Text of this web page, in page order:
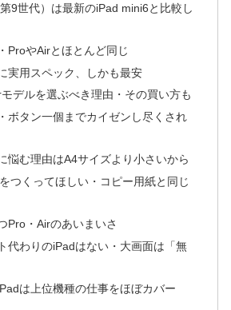
9世代）は最新のiPad mini6と比較し
ProやAirとほとんど同じ
実用スペック、しかも最安
デルを選ぶべき理由・その買い方も
ボタン一個までカイゼンし尽くされ
悩む理由はA4サイズより小さいから
つくってほしい・コピー用紙と同じ
Pro・Airのあいまいさ
代わりのiPadはない・大画面は「無
は上位機種の仕事をほぼカバー